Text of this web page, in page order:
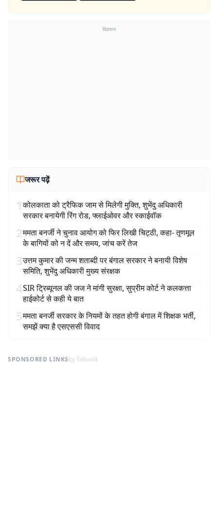
विज्ञापन
जरूर पढ़ें
1कोलकाता को ट्रैफिक जाम से मिलेगी मुक्ति, शुभेंदु अधिकारी
सरकार बनायेगी रिंग रोड, फ्लाईओवर और स्काईवॉक
2ममता बनर्जी ने चुनाव आयोग को फिर लिखी चिट्ठी, कहा- तृणमूल
के बागियों को न दें और समय, जांच करें तेज
3उत्तम कुमार की जन्म शताब्दी पर बंगाल सरकार ने बनायी विशेष
समिति, शुभेंदु अधिकारी मुख्य संरक्षक
4SIR ट्रिब्यूनल की जज ने मांगी सुरक्षा, सुप्रीम कोर्ट ने कलकत्ता
हाईकोर्ट से कही ये बात
5ममता बनर्जी सरकार के नियमों के तहत होगी बंगाल में शिक्षक भर्ती,
समझें क्या है एसएससी विवाद
SPONSORED LINKSby Taboola